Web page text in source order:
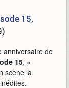
15,
anniversaire de
15, «
scène la